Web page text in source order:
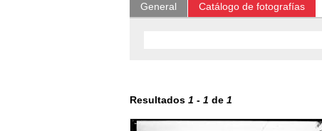
General Catálogo de fotografías
Resultados 1 - 1 de 1